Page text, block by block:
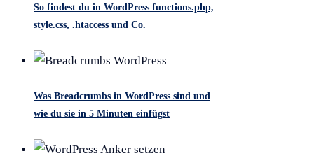
So findest du in WordPress functions.php,
style.css, .htaccess und Co.
Was Breadcrumbs in WordPress sind und
wie du sie in 5 Minuten einfügst